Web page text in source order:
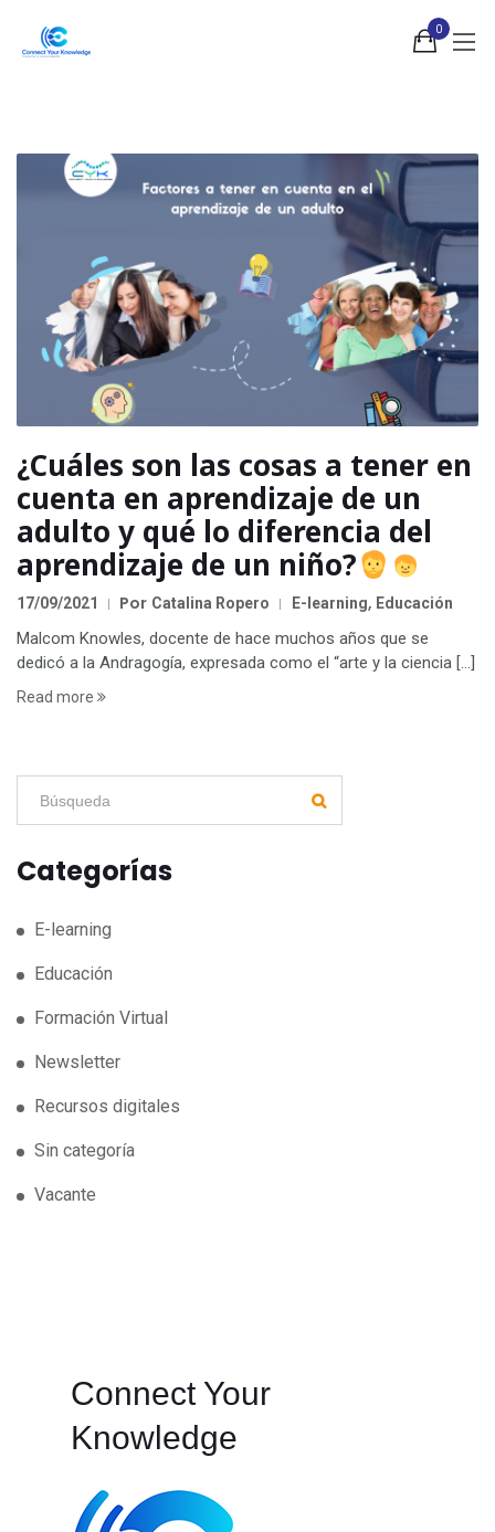
0
¿Cuáles son las cosas a tener en
cuenta en aprendizaje de un
adulto y qué lo diferencia del
aprendizaje de un niño?
17/09/2021 Por Catalina Ropero E-learning, Educación
Malcom Knowles, docente de hace muchos años que se
dedicó a la Andragogía, expresada como el “arte y la ciencia […]
Read more
Categorías
E-learning
Educación
Formación Virtual
Newsletter
Recursos digitales
Sin categoría
Vacante
Connect Your
Knowledge